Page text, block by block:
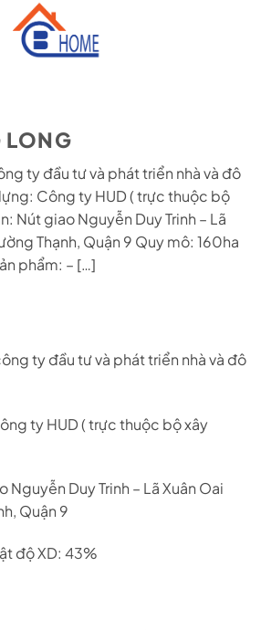
LONG
ty đầu tư và phát triển nhà và đô
Công ty HUD ( trực thuộc bộ
Nút giao Nguyễn Duy Trinh – Lã
Thạnh, Quận 9 Quy mô: 160ha
phẩm: – […]
ty đầu tư và phát triển nhà và đô
ty HUD ( trực thuộc bộ xây
Nguyễn Duy Trinh – Lã Xuân Oai
Quận 9
độ XD: 43%